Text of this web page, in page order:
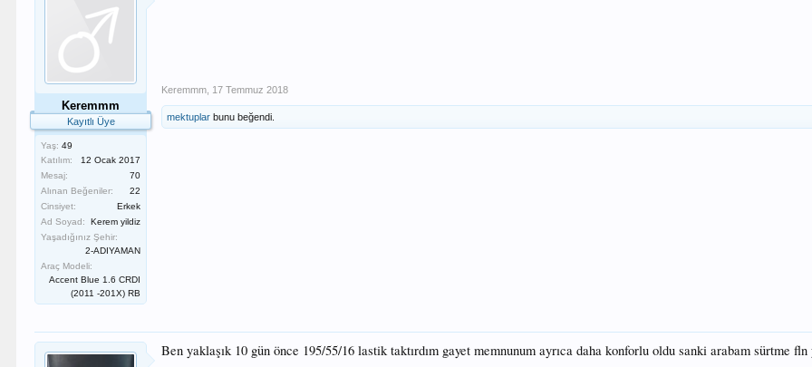
Keremmm
Kayıtlı Üye
Yaş: 49
Katılım:
12 Ocak 2017
Mesaj:
70
Alınan Beğeniler:
22
Cinsiyet:
Erkek
Ad Soyad:
Kerem yildiz
Yaşadığınız Şehir:
2-ADIYAMAN
Araç Modeli:
Accent Blue 1.6 CRDI
(2011 -201X) RB
Keremmm 17 Temmuz 2018
mektuplar bunu beğendi.
Ben yaklaşık 10 gün önce 195/55/16 lastik taktırdım gayet memnunum ayrıca daha konforlu oldu sanki arabam sürtme